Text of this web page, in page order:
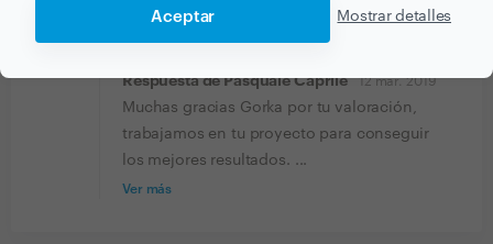
Aceptar Mostrar detalles
imaginado. Sin temor a equivocación alguna, 100%
recomendable!!
Respuesta de Pasquale Caprile 12 mar. 2019
Muchas gracias Gorka por tu valoración,
trabajamos en tu proyecto para conseguir
los mejores resultados. ...
Ver más